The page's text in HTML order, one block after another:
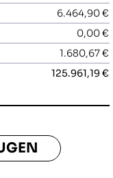
6.464,90 €
0,00 €
1.680,67 €
125.961,19 €